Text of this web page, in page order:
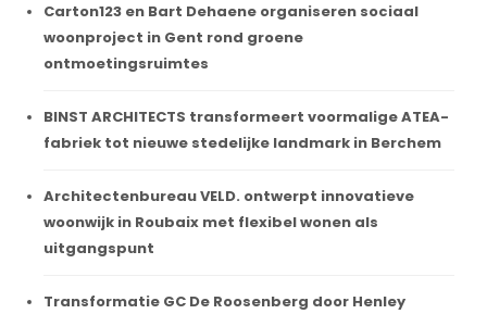
Carton123 en Bart Dehaene organiseren sociaal
woonproject in Gent rond groene
ontmoetingsruimtes
BINST ARCHITECTS transformeert voormalige ATEA-
fabriek tot nieuwe stedelijke landmark in Berchem
Architectenbureau VELD. ontwerpt innovatieve
woonwijk in Roubaix met flexibel wonen als
uitgangspunt
Transformatie GC De Roosenberg door Henley